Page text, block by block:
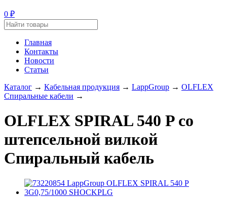
0 ₽
Главная
Контакты
Новости
Статьи
Каталог → Кабельная продукция → LappGroup → OLFLEX
Спиральные кабели →
OLFLEX SPIRAL 540 P со
штепсельной вилкой
Спиральный кабель